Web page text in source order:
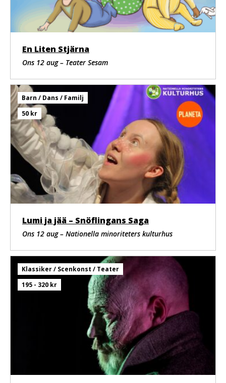
En Liten Stjärna
Ons 12 aug – Teater Sesam
Barn / Dans / Familj
50 kr
Lumi ja jää – Snöflingans Saga
Ons 12 aug – Nationella minoriteters kulturhus
Klassiker / Scenkonst / Teater
195 - 320 kr